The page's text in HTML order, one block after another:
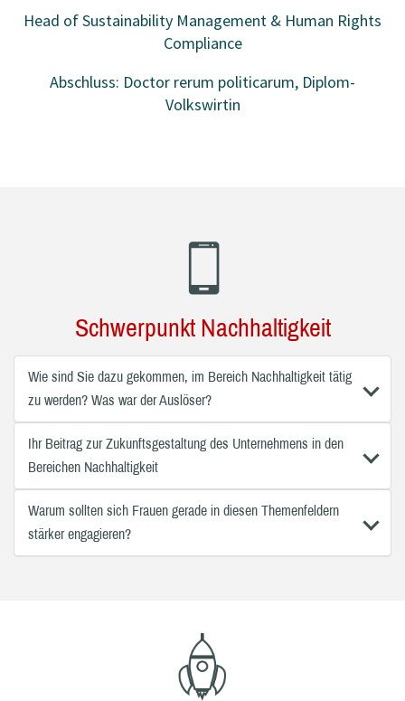
Head of Sustainability Management & Human Rights
Compliance
Abschluss: Doctor rerum politicarum, Diplom-
Volkswirtin
Schwerpunkt Nachhaltigkeit
Wie sind Sie dazu gekommen, im Bereich Nachhaltigkeit tätig
zu werden? Was war der Auslöser?
Ihr Beitrag zur Zukunftsgestaltung des Unternehmens in den
Bereichen Nachhaltigkeit
Warum sollten sich Frauen gerade in diesen Themenfeldern
stärker engagieren?